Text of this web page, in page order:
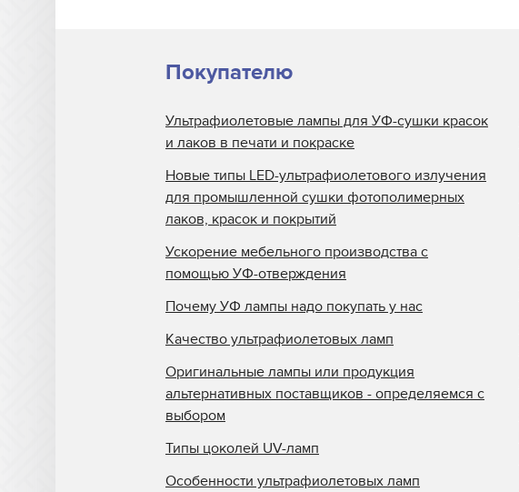
Покупателю
Ультрафиолетовые лампы для УФ-сушки красок
и лаков в печати и покраске
Новые типы LED-ультрафиолетового излучения
для промышленной сушки фотополимерных
лаков, красок и покрытий
Ускорение мебельного производства с
помощью УФ-отверждения
Почему УФ лампы надо покупать у нас
Качество ультрафиолетовых ламп
Оригинальные лампы или продукция
альтернативных поставщиков - определяемся с
выбором
Типы цоколей UV-ламп
Особенности ультрафиолетовых ламп